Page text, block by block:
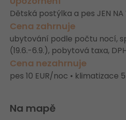
Dětská postýlka a pes JEN NA
Cena zahrnuje
ubytování podle počtu nocí,
(19.6.-6.9.), pobytová taxa,
Cena nezahrnuje
pes 10 EUR/noc •
Na mapě